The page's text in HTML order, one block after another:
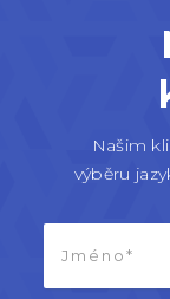
Našim
výběru